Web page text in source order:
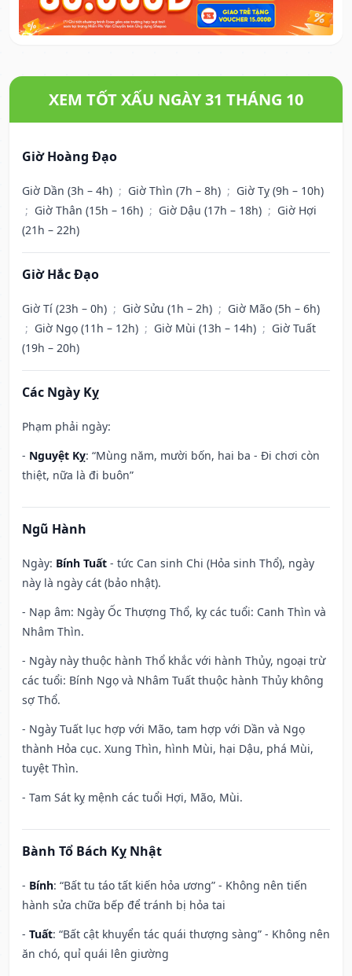
XEM TỐT XẤU NGÀY 31 THÁNG 10
Giờ Hoàng Đạo
Giờ Dần (3h – 4h) ; Giờ Thìn (7h – 8h) ; Giờ Tỵ (9h – 10h)
; Giờ Thân (15h – 16h) ; Giờ Dậu (17h – 18h) ; Giờ Hợi
(21h – 22h)
Giờ Hắc Đạo
Giờ Tí (23h – 0h) ; Giờ Sửu (1h – 2h) ; Giờ Mão (5h – 6h)
; Giờ Ngọ (11h – 12h) ; Giờ Mùi (13h – 14h) ; Giờ Tuất
(19h – 20h)
Các Ngày Kỵ
Phạm phải ngày:
- Nguyệt Kỵ: “Mùng năm, mười bốn, hai ba - Đi chơi còn
thiệt, nữa là đi buôn”
Ngũ Hành
Ngày: Bính Tuất - tức Can sinh Chi (Hỏa sinh Thổ), ngày
này là ngày cát (bảo nhật).
- Nạp âm: Ngày Ốc Thượng Thổ, kỵ các tuổi: Canh Thìn và
Nhâm Thìn.
- Ngày này thuộc hành Thổ khắc với hành Thủy, ngoại trừ
các tuổi: Bính Ngọ và Nhâm Tuất thuộc hành Thủy không
sợ Thổ.
- Ngày Tuất lục hợp với Mão, tam hợp với Dần và Ngọ
thành Hỏa cục. Xung Thìn, hình Mùi, hại Dậu, phá Mùi,
tuyệt Thìn.
- Tam Sát kỵ mệnh các tuổi Hợi, Mão, Mùi.
Bành Tổ Bách Kỵ Nhật
- Bính: “Bất tu táo tất kiến hỏa ương” - Không nên tiến
hành sửa chữa bếp để tránh bị hỏa tai
- Tuất: “Bất cật khuyển tác quái thượng sàng” - Không nên
ăn chó, quỉ quái lên giường